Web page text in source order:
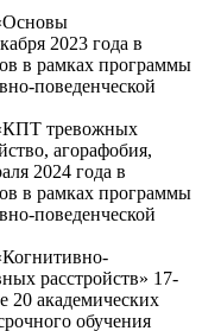
2023 года в
в рамках программы
поведенческой
тревожных
агорафобия,
2024 года в
в рамках программы
поведенческой
расстройств» 17-
20 академических
обучения